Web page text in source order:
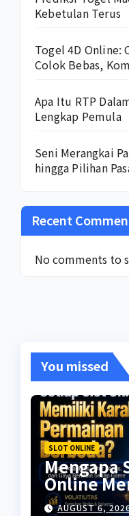
Kebetulan Terus
Togel 4D Online:
Colok Bebas,
Apa Itu RTP
Lengkap Pemula
Seni Merangkai
hingga Pilihan
Recent
No comments to
You missed
SLOT ONLINE
Mengapa
Online
AUGUST 6,